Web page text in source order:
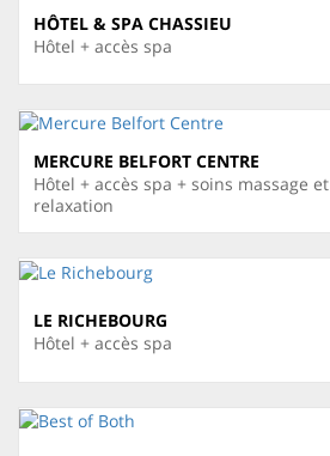
HÔTEL & SPA CHASSIEU
Hôtel + accès spa
MERCURE BELFORT CENTRE
Hôtel + accès spa + soins massage et
relaxation
LE RICHEBOURG
Hôtel + accès spa